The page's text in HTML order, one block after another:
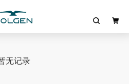
无记录